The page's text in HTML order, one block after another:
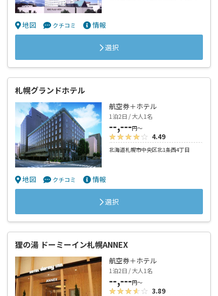
地図 クチコミ 情報
選択
札幌グランドホテル
航空券＋ホテル
1泊2日 / 大人1名
--,---円～
4.49
北海道札幌市中央区北1条西4丁目
地図 クチコミ 情報
選択
狸の湯 ドーミーイン札幌ANNEX
航空券＋ホテル
1泊2日 / 大人1名
--,---円～
3.89